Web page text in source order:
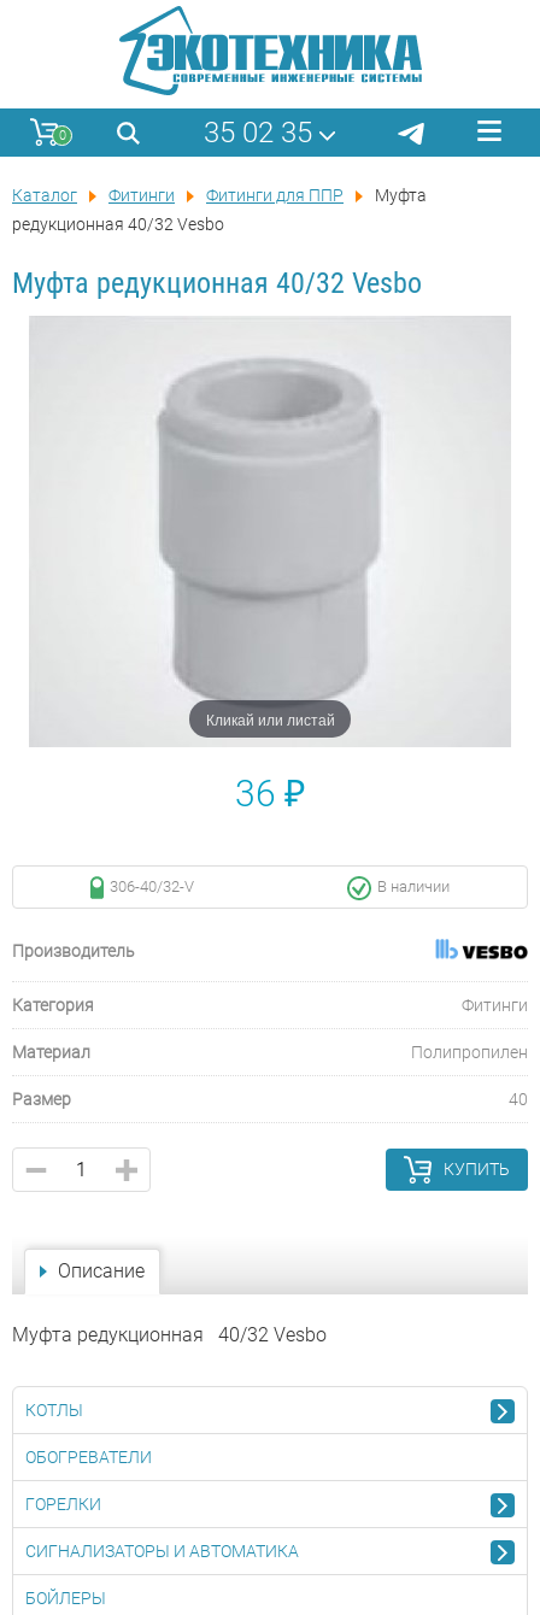
0 35 02 35
Каталог Фитинги Фитинги для ППР
Муфта
редукционная 40/32 Vesbo
Муфта редукционная 40/32 Vesbo
Кликай или листай
36 ₽
306-40/32-V В наличии
Производитель
Категория Фитинги
Материал Полипропилен
Размер 40
КУПИТЬ
Описание
Муфта редукционная 40/32 Vesbo
КОТЛЫ
ОБОГРЕВАТЕЛИ
ГОРЕЛКИ
СИГНАЛИЗАТОРЫ И АВТОМАТИКА
БОЙЛЕРЫ